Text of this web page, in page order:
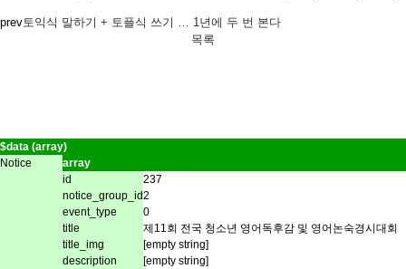
prev토익식 말하기 + 토플식 쓰기 … 1년에 두 번 본다
목록
$data (array)
Notice
array
id
237
notice_group_id2
event_type
0
title
제11회 전국 청소년 영어독후감 및 영어논숙경시대회
title_img
[empty string]
description
[empty string]